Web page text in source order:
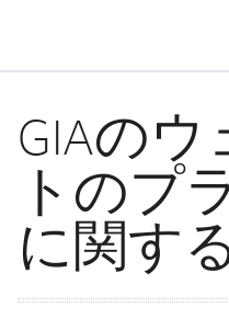
GIAの
トのプ
に関す